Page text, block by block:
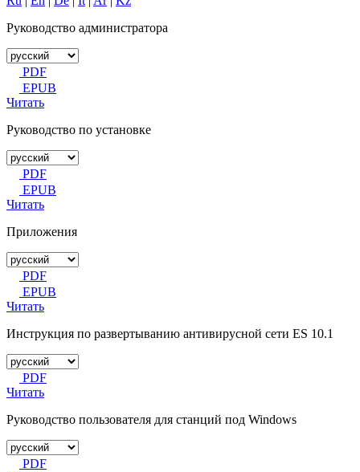
Руководство администратора
PDF
EPUB
Читать
Руководство по установке
PDF
EPUB
Читать
Приложения
PDF
EPUB
Читать
Инструкция по развертыванию антивирусной сети ES 10.1
PDF
Читать
Руководство пользователя для станций под Windows
PDF